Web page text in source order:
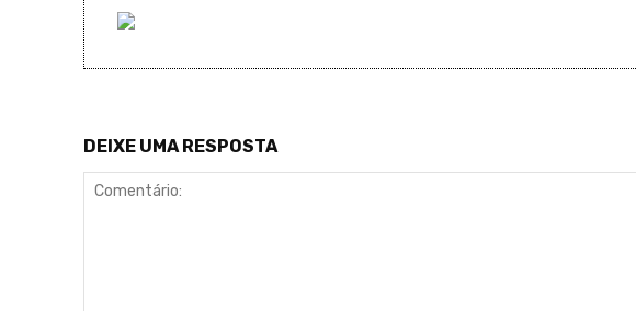
DEIXE UMA RESPOSTA